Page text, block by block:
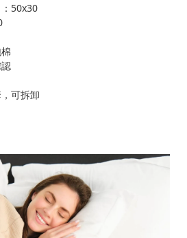
50x30
可拆卸